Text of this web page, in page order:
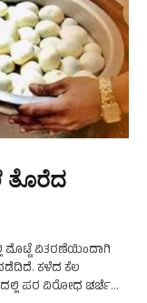
ತೊರೆದ
ಮೊಟ್ಟೆ ವಿತರಣೆಯಿಂದಾಗಿ
ಕಳೆದ ಕೆಲ
ಪರ ವಿರೋಧ ಚರ್ಚೆ